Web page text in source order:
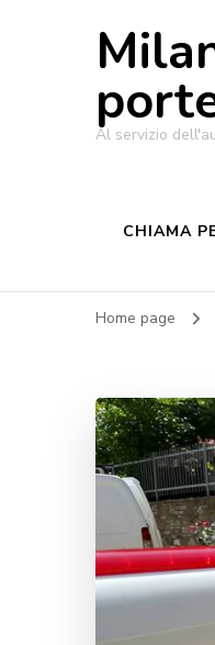
Al servizio
CHIAMA
Home page